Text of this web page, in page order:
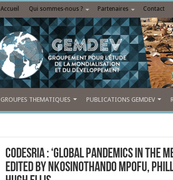
Accueil Qui sommes-nous ? Partenaires Contact
GROUPES THEMATIQUES PUBLICATIONS GEMDEV
CODESRIA : ‘Global Pandemics in the
edited by Nkosinothando Mpofu,